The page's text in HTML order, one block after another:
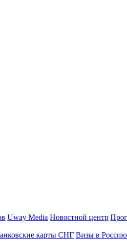
Uway Media Новостной центр
карты СНГ Визы в Россию